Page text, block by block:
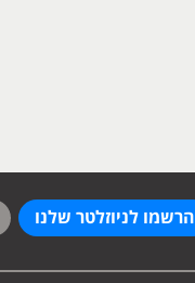
הרשמו לניוזלטר שלנו